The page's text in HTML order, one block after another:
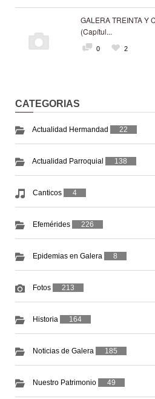
GALERA TREINTA Y
(Capítul...
0 2
CATEGORIAS
Actualidad Hermandad 22
Actualidad Parroquial 138
Canticos 4
Efemérides 226
Epidemias en Galera 8
Fotos 213
Historia 164
Noticias de Galera 185
Nuestro Patrimonio 49